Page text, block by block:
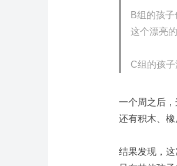
B组的孩
这个漂亮
C组的孩子
一个周之后
还有积木、
结果发现，